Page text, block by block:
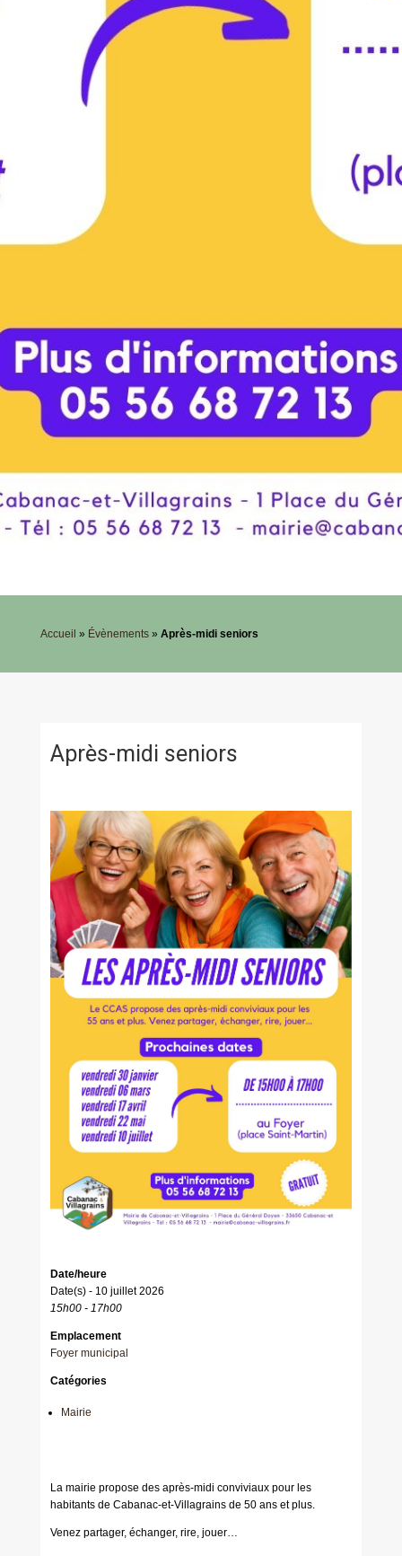
Accueil » Évènements» Après-midi seniors
Après-midi seniors
Date/heure
Date(s) - 10 juillet 2026
15h00 - 17h00
Emplacement
Foyer municipal
Catégories
Mairie
La mairie propose des après-midi conviviaux pour les
habitants de Cabanac-et-Villagrains de 50 ans et plus.
Venez partager, échanger, rire, jouer…